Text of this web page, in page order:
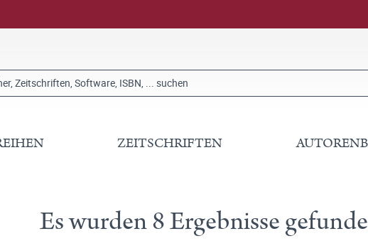
ZEITSCHRIFTEN
Es wurden 8 Ergebnisse